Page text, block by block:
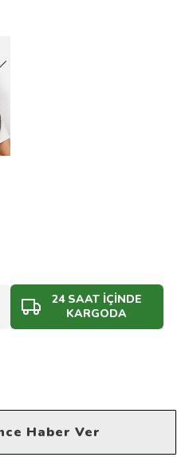
24 SAAT İÇİNDE
KARGODA
Haber Ver